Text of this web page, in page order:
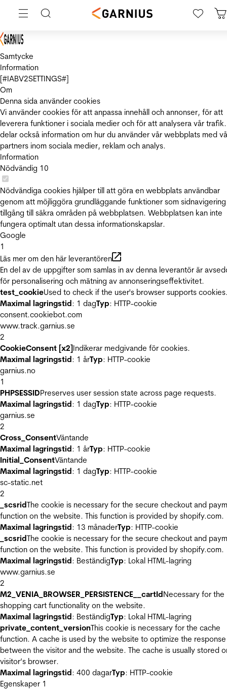
Samtycke
Information
[#IABV2SETTINGS#]
Om
Denna sida använder cookies
Vi använder cookies för att anpassa innehåll och annonser, för att
leverera funktioner i sociala medier och för att analysera vår
delar också information om hur du använder vår webbplats med
partners inom sociala medier, reklam och analys.
Information
Nödvändig 10
Nödvändiga cookies hjälper till att göra en webbplats användbar
genom att möjliggöra grundläggande funktioner som
tillgång till säkra områden på webbplatsen. Webbplatsen kan inte
fungera optimalt utan dessa informationskapslar.
Google
1
Läs mer om den här leverantören
En del av de uppgifter som samlas in av denna leverantör är
för personalisering och mätning av annonseringseffektivitet.
test_cookieUsed to check if the user's browser supports
Maximal lagringstid: 1 dagTyp: HTTP-cookie
consent.cookiebot.com
www.track.garnius.se
2
CookieConsent [x2]Indikerar medgivande för cookies.
Maximal lagringstid: 1 årTyp: HTTP-cookie
garnius.no
1
PHPSESSIDPreserves user session state across page requests.
Maximal lagringstid: 1 dagTyp: HTTP-cookie
garnius.se
2
Cross_ConsentVäntande
Maximal lagringstid: 1 årTyp: HTTP-cookie
Initial_ConsentVäntande
Maximal lagringstid: 1 dagTyp: HTTP-cookie
sc-static.net
2
_scsridThe cookie is necessary for the secure checkout and
function on the website. This function is provided by shopify.com.
Maximal lagringstid: 13 månaderTyp: HTTP-cookie
_scsridThe cookie is necessary for the secure checkout and
function on the website. This function is provided by shopify.com.
Maximal lagringstid: BeständigTyp: Lokal HTML-lagring
www.garnius.se
2
M2_VENIA_BROWSER_PERSISTENCE__cartIdNecessary for the
shopping cart functionality on the website.
Maximal lagringstid: BeständigTyp: Lokal HTML-lagring
private_content_versionThis cookie is necessary for the cache
function. A cache is used by the website to optimize the
between the visitor and the website. The cache is usually stored
visitor’s browser.
Maximal lagringstid: 400 dagarTyp: HTTP-cookie
Egenskaper 1